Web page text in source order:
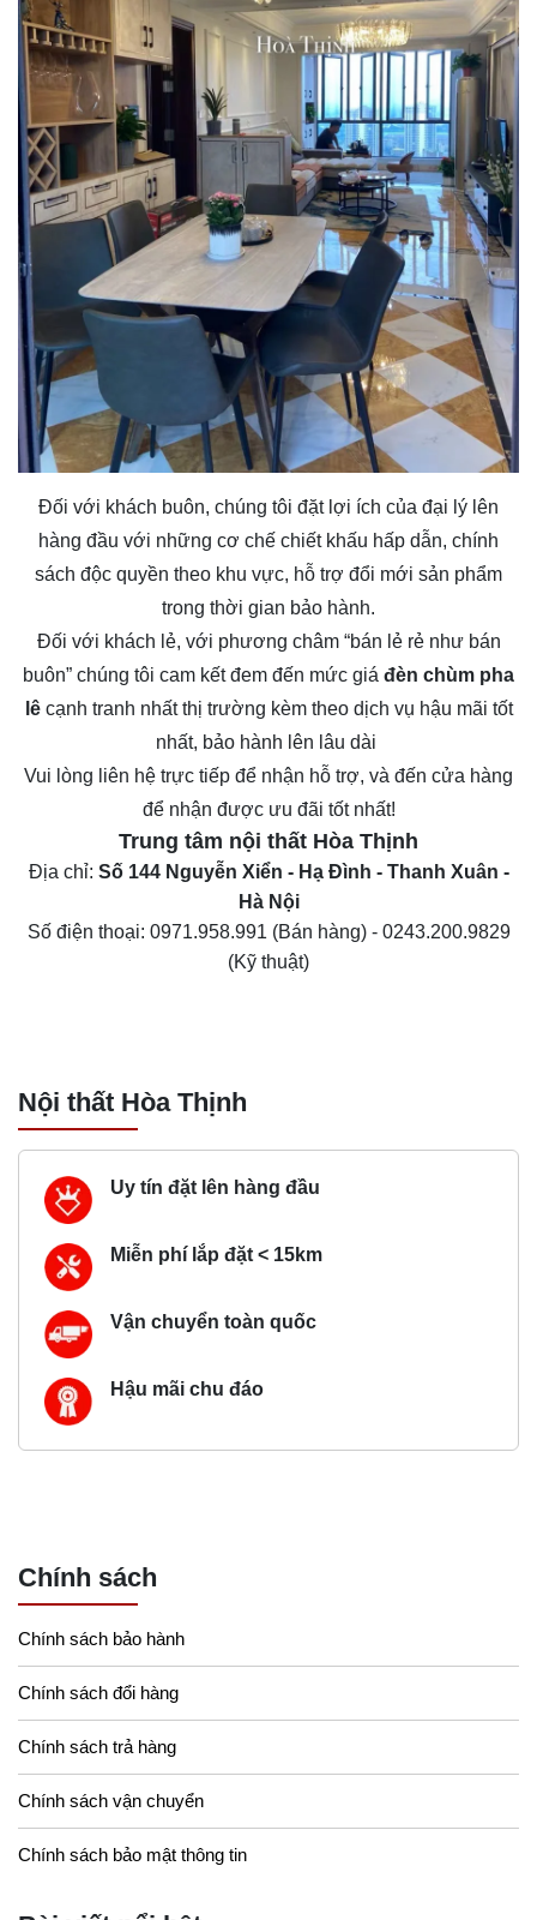
Đối với khách buôn, chúng tôi đặt lợi ích của đại lý lên
hàng đầu với những cơ chế chiết khấu hấp dẫn, chính
sách độc quyền theo khu vực, hỗ trợ đổi mới sản phẩm
trong thời gian bảo hành.
Đối với khách lẻ, với phương châm “bán lẻ rẻ như bán
buôn” chúng tôi cam kết đem đến mức giá đèn chùm pha
lê cạnh tranh nhất thị trường kèm theo dịch vụ hậu mãi tốt
nhất, bảo hành lên lâu dài
Vui lòng liên hệ trực tiếp để nhận hỗ trợ, và đến cửa hàng
để nhận được ưu đãi tốt nhất!
Trung tâm nội thất Hòa Thịnh
Địa chỉ: Số 144 Nguyễn Xiển - Hạ Đình - Thanh Xuân -
Hà Nội
Số điện thoại: 0971.958.991 (Bán hàng) - 0243.200.9829
(Kỹ thuật)
Nội thất Hòa Thịnh
Uy tín đặt lên hàng đầu
Miễn phí lắp đặt < 15km
Vận chuyển toàn quốc
Hậu mãi chu đáo
Chính sách
Chính sách bảo hành
Chính sách đổi hàng
Chính sách trả hàng
Chính sách vận chuyển
Chính sách bảo mật thông tin